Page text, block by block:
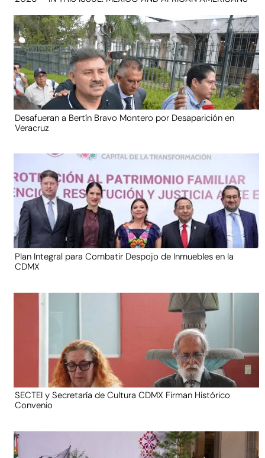
Desafueran a Bertín Bravo Montero por Desaparición en
Veracruz
Plan Integral para Combatir Despojo de Inmuebles en la
CDMX
SECTEI y Secretaría de Cultura CDMX Firman Histórico
Convenio